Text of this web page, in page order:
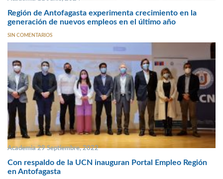
Región de Antofagasta experimenta crecimiento en la
generación de nuevos empleos en el último año
SIN COMENTARIOS
Academia 29 Septiembre, 2022
Con respaldo de la UCN inauguran Portal Empleo Región
en Antofagasta